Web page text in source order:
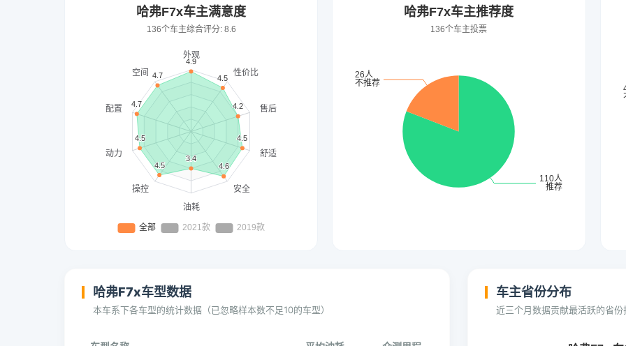
哈弗F7x车型数据
本车系下各车型的统计数据（已忽略样本数不足10的车型）
车主省份分布
近三个月数据贡献最活跃的省份